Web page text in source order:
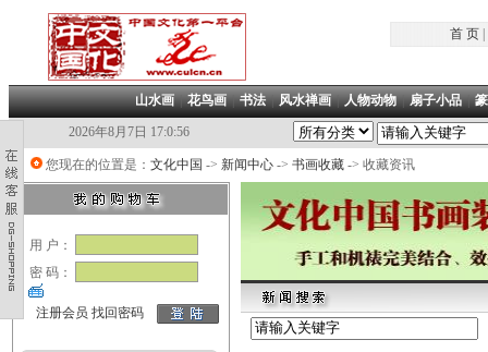
首 页|
山水画|花鸟画|书法|风水禅画|人物动物|扇子小品|
2026年8月7日 17:0:56
您现在的位置是： 文化中国 -> 新闻中心 -> 书画收藏 -> 收藏资讯
用 户：
密 码：
注册会员 找回密码